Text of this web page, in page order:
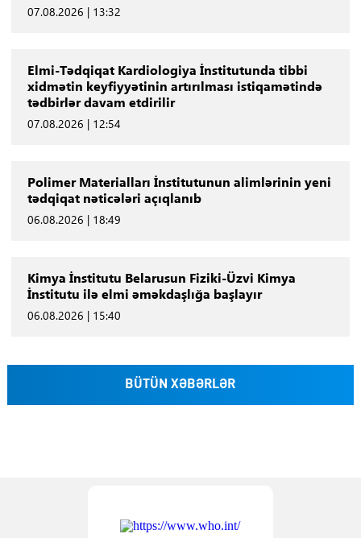
07.08.2026 | 13:32
Elmi-Tədqiqat Kardiologiya İnstitutunda tibbi
xidmətin keyfiyyətinin artırılması istiqamətində
tədbirlər davam etdirilir
07.08.2026 | 12:54
Polimer Materialları İnstitutunun alimlərinin yeni
tədqiqat nəticələri açıqlanıb
06.08.2026 | 18:49
Kimya İnstitutu Belarusun Fiziki-Üzvi Kimya
İnstitutu ilə elmi əməkdaşlığa başlayır
06.08.2026 | 15:40
BÜTÜN XƏBƏRLƏR